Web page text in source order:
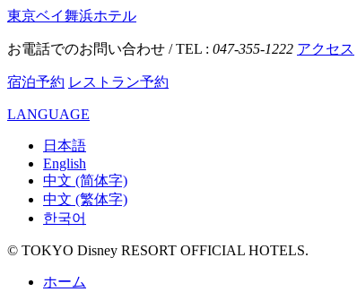
東京ベイ舞浜ホテル
お電話でのお問い合わせ / TEL : 047-355-1222 アクセス
宿泊予約 レストラン予約
LANGUAGE
日本語
English
中文 (简体字)
中文 (繁体字)
한국어
© TOKYO Disney RESORT OFFICIAL HOTELS.
ホーム